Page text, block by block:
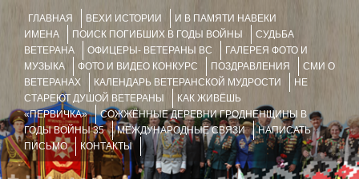
ГЛАВНАЯ ВЕХИ ИСТОРИИ
И В ПАМЯТИ НАВЕКИ
ИМЕНА
ПОИСК ПОГИБШИХ В ГОДЫ ВОЙНЫ
СУДЬБА
ВЕТЕРАНА
ОФИЦЕРЫ- ВЕТЕРАНЫ ВС
ГАЛЕРЕЯ ФОТО И
МУЗЫКА
ФОТО И ВИДЕО КОНКУРС ПОЗДРАВЛЕНИЯ
СМИ О
ВЕТЕРАНАХ
КАЛЕНДАРЬ ВЕТЕРАНСКОЙ МУДРОСТИ
НЕ
СТАРЕЮТ ДУШОЙ ВЕТЕРАНЫ
КАК ЖИВЁШЬ
«ПЕРВИЧКА»
СОЖЖЁННЫЕ ДЕРЕВНИ ГРОДНЕНЩИНЫ В
ГОДЫ ВОЙНЫ 35
МЕЖДУНАРОДНЫЕ СВЯЗИ
НАПИСАТЬ
ПИСЬМО
КОНТАКТЫ